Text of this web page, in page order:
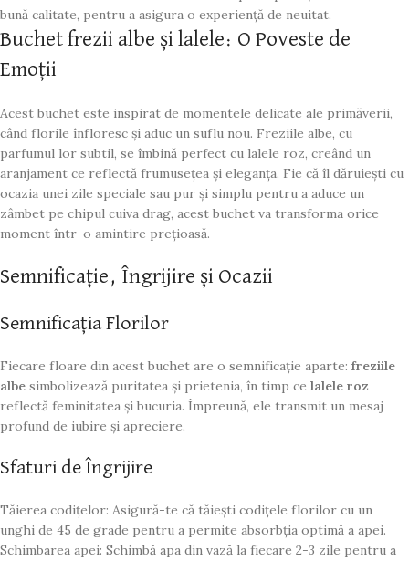
bună calitate, pentru a asigura o experiență de neuitat.
Buchet frezii albe și lalele: O Poveste de
Emoții
Acest buchet este inspirat de momentele delicate ale primăverii,
când florile înfloresc și aduc un suflu nou. Freziile albe, cu
parfumul lor subtil, se îmbină perfect cu lalele roz, creând un
aranjament ce reflectă frumusețea și eleganța. Fie că îl dăruiești cu
ocazia unei zile speciale sau pur și simplu pentru a aduce un
zâmbet pe chipul cuiva drag, acest buchet va transforma orice
moment într-o amintire prețioasă.
Semnificație, Îngrijire și Ocazii
Semnificația Florilor
Fiecare floare din acest buchet are o semnificație aparte: freziile
albe simbolizează puritatea și prietenia, în timp ce lalele roz
reflectă feminitatea și bucuria. Împreună, ele transmit un mesaj
profund de iubire și apreciere.
Sfaturi de Îngrijire
Tăierea codițelor: Asigură-te că tăiești codițele florilor cu un
unghi de 45 de grade pentru a permite absorbția optimă a apei.
Schimbarea apei: Schimbă apa din vază la fiecare 2-3 zile pentru a